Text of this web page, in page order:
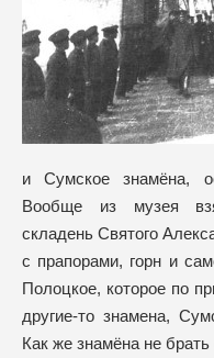
и Сумское знамёна,
Вообще из музея
складень Святого
с прапорами, горн и
Полоцкое, которое по
другие-то знамена,
Как же знамёна не брать